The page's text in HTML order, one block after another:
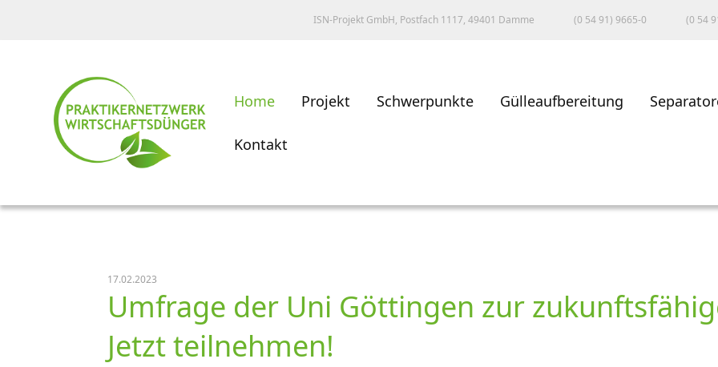
ISN-Projekt GmbH, Postfach 1117, 49401 Damme (0 54 91) 9665-0 (0 54
Home Projekt Schwerpunkte Gülleaufbereitung
Kontakt
17.02.2023
Umfrage der Uni Göttingen zur
Jetzt teilnehmen!